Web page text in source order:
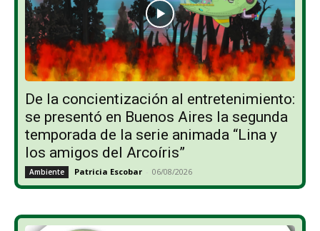
De la concientización al entretenimiento:
se presentó en Buenos Aires la segunda
temporada de la serie animada “Lina y
los amigos del Arcoíris”
Ambiente Patricia Escobar - 06/08/2026